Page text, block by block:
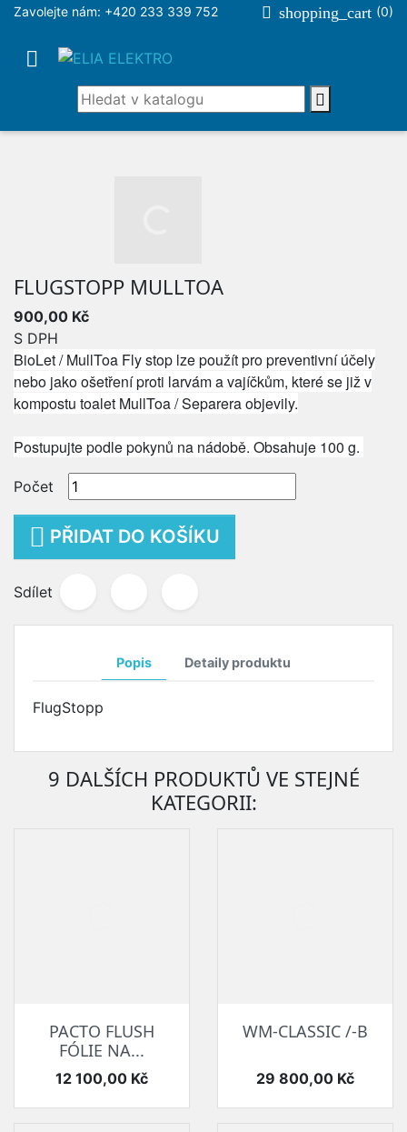
Zavolejte nám: +420 233 339 752  shopping_cart (0)


FLUGSTOPP MULLTOA
900,00 Kč
S DPH
BioLet / MullToa Fly stop lze použít pro preventivní účely
nebo jako ošetření proti larvám a vajíčkům, které se již v
kompostu toalet MullToa / Separera objevily.
Postupujte podle pokynů na nádobě. Obsahuje 100 g.
Počet
 PŘIDAT DO KOŠÍKU
Sdílet
Popis Detaily produktu
FlugStopp
9 DALŠÍCH PRODUKTŮ VE STEJNÉ
KATEGORII:
PACTO FLUSH
FÓLIE NA...
Cena
12 100,00 Kč
WM-CLASSIC /-B
Cena
29 800,00 Kč